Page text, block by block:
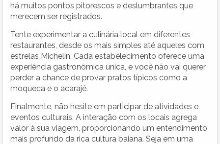
há muitos pontos pitorescos e deslumbrantes que
merecem ser registrados.
Tente experimentar a culinária local em diferentes
restaurantes, desde os mais simples até aqueles com
estrelas Michelin. Cada estabelecimento oferece uma
experiência gastronômica única, e você não vai querer
perder a chance de provar pratos típicos como a
moqueca e o acarajé.
Finalmente, não hesite em participar de atividades e
eventos culturais. A interação com os locais agrega
valor à sua viagem, proporcionando um entendimento
mais profundo da rica cultura baiana. Seja em uma